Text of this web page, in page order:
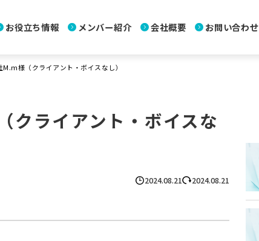
お役立ち情報 メンバー紹介 会社概要 お問い合わせ
M.m様（クライアント・ボイスなし）
クライアント・ボイスな
2024.08.21 2024.08.21